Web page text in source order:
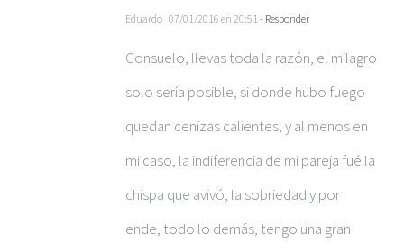
Eduardo 07/01/2016 en 20:51- Responder
Consuelo, llevas toda la razón, el milagro
solo sería posible, si donde hubo fuego
quedan cenizas calientes, y al menos en
mi caso, la indiferencia de mi pareja fué la
chispa que avivó, la sobriedad y por
ende, todo lo demás, tengo una gran